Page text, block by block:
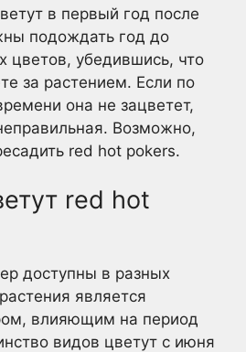
в первый год после
подождать год до
цветов, убедившись, что
за растением. Если по
она не зацветет,
Возможно,
red hot pokers.
red hot
доступны в разных
является
влияющим на период
видов цветут с июня